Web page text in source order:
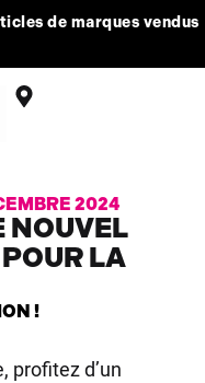
de marques vendus
2024
NOUVEL
LA
!
profitez d’un